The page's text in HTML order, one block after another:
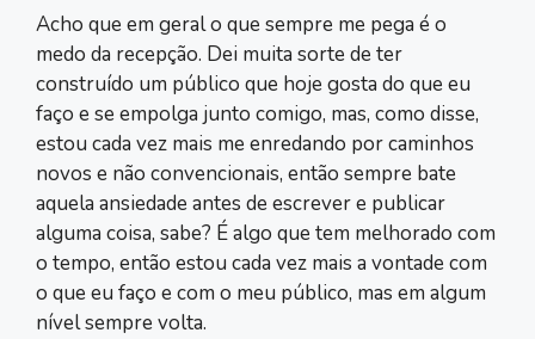
Acho que em geral o que sempre me pega é o
medo da recepção. Dei muita sorte de ter
construído um público que hoje gosta do que eu
faço e se empolga junto comigo, mas, como disse,
estou cada vez mais me enredando por caminhos
novos e não convencionais, então sempre bate
aquela ansiedade antes de escrever e publicar
alguma coisa, sabe? É algo que tem melhorado com
o tempo, então estou cada vez mais a vontade com
o que eu faço e com o meu público, mas em algum
nível sempre volta.